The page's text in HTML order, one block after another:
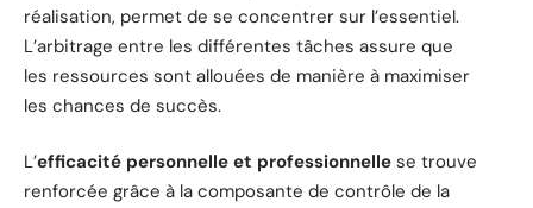
réalisation, permet de se concentrer sur l’essentiel.
L’arbitrage entre les différentes tâches assure que
les ressources sont allouées de manière à maximiser
les chances de succès.
L’efficacité personnelle et professionnelle se trouve
renforcée grâce à la composante de contrôle de la